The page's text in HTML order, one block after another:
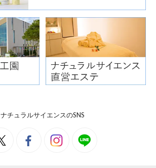
ナチュラルサイエンスのSNS